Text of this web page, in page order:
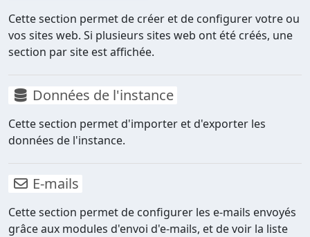
Cette section permet de créer et de configurer votre ou
vos sites web. Si plusieurs sites web ont été créés, une
section par site est affichée.
Données de l'instance
Cette section permet d'importer et d'exporter les
données de l'instance.
E-mails
Cette section permet de configurer les e-mails envoyés
grâce aux modules d'envoi d'e-mails, et de voir la liste